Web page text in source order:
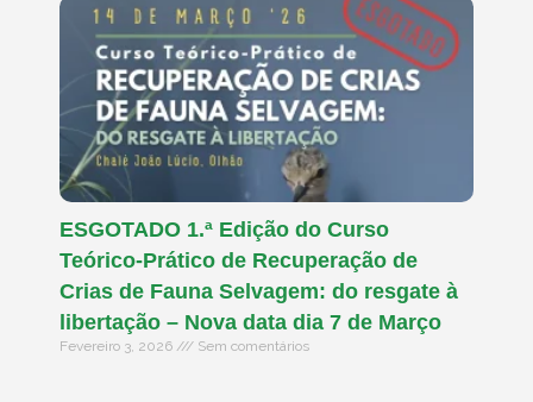
ESGOTADO 1.ª Edição do Curso
Teórico-Prático de Recuperação de
Crias de Fauna Selvagem: do resgate à
libertação – Nova data dia 7 de Março
Fevereiro 3, 2026 Sem comentários